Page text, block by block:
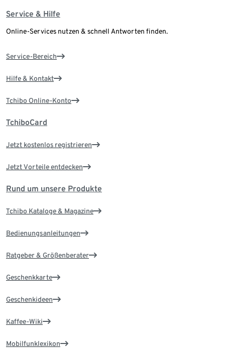
Service & Hilfe
Online-Services nutzen & schnell Antworten finden.
Service-Bereich
Hilfe & Kontakt
Tchibo Online-Konto
TchiboCard
Jetzt kostenlos registrieren
Jetzt Vorteile entdecken
Rund um unsere Produkte
Tchibo Kataloge & Magazine
Bedienungsanleitungen
Ratgeber & Größenberater
Geschenkkarte
Geschenkideen
Kaffee-Wiki
Mobilfunklexikon